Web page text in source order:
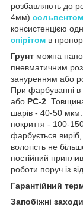
розбавляють до
4мм) сольвентом
консистенцією
спірітом в
Грунт можна
пневматичним
зануренням або
При фарбуванні в
або РС-2 .
шарів - 40-50
покриття - 100-
фарбується
вологість не
постійний
роботи поруч із
Гарантійний
Запобіжні